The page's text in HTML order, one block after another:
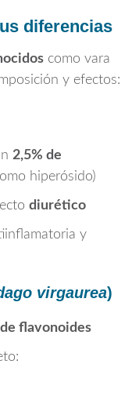
diferencias
como vara
y efectos:
2,5% de
hiperósido)
diurético
y
virgaurea)
flavonoides